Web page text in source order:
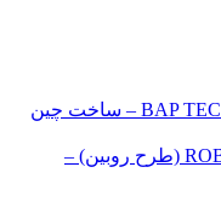
لیست قیمت موتور برق روبن ROBEN (طرح روبین) –